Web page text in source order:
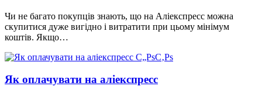
Чи не багато покупців знають, що на Аліекспресс можна
скупитися дуже вигідно і витратити при цьому мінімум
коштів. Якщо…
Як оплачувати на аліекспресс